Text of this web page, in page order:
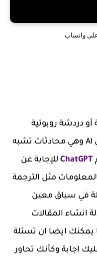
دردشة روبوتية
يستخدم تقنية الذكاء الاصطناعي Al وهي محادثات تشبه
ChatGPT للإجابة عن
مثل الترجمة
في سياق معين
انشاء المقالات
يمكنك ايضا ان تسئلة
اجابة وكأنك تحاور